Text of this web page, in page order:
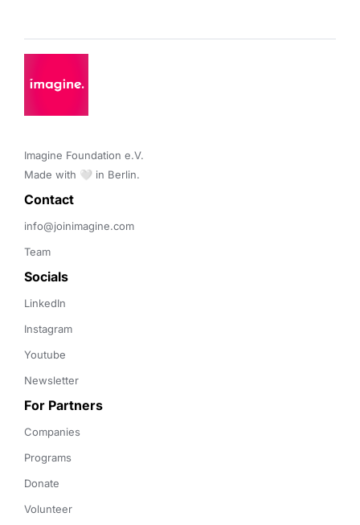
Imagine Foundation e.V.
Made with 🤍 in Berlin.
Contact
info@joinimagine.com
Team
Socials
LinkedIn
Instagram
Youtube
Newsletter
For Partners
Companies
Programs
Donate
Volunteer